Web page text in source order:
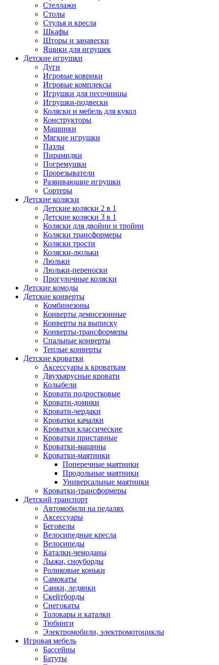
Стеллажи
Столы
Стулья и кресла
Шкафы
Шторы и занавески
Ящики для игрушек
Детские игрушки
Дуги
Игровые коврики
Игровые комплексы
Игрушки для песочницы
Игрушки-подвески
Коляски и мебель для кукол
Конструкторы
Машинки
Мягкие игрушки
Пазлы
Пирамидки
Погремушки
Прорезыватели
Развивающие игрушки
Сортеры
Детские коляски
Детские коляски 2 в 1
Детские коляски 3 в 1
Коляски для двойни и тройни
Коляски трансформеры
Коляски трости
Коляски-люльки
Люльки
Люльки-переноски
Прогулочные коляски
Детские комоды
Детские конверты
Комбинезоны
Конверты демисезонные
Конверты на выписку
Конверты-трансформеры
Спальные конверты
Теплые конверты
Детские кроватки
Аксессуары к кроваткам
Двухъярусные кровати
Колыбели
Кровати подростковые
Кровати-домики
Кровати-чердаки
Кроватки качалки
Кроватки классические
Кроватки приставные
Кроватки-машины
Кроватки-маятники
Поперечные маятники
Продольные маятники
Универсальные маятники
Кроватки-трансформеры
Детский транспорт
Автомобили на педалях
Аксессуары
Беговелы
Велосипедные кресла
Велосипеды
Каталки-чемоданы
Лыжи, сноуборды
Роликовые коньки
Самокаты
Санки, ледянки
Скейтборды
Снегокаты
Толокары и каталки
Тюбинги
Электромобили, электромотоциклы
Игровая мебель
Бассейны
Батуты